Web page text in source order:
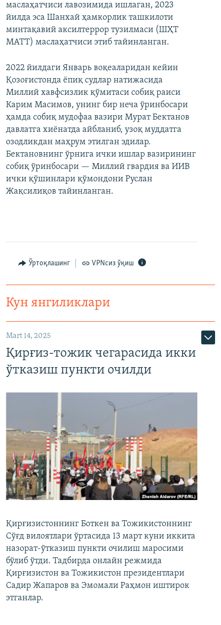
маслаҳатчиси лавозимида ишлаган, 2023
йилда эса Шанхай ҳамкорлик ташкилоти
минтақавий аксилтеррор тузилмаси (ШҲТ
МАТТ) маслаҳатчиси этиб тайинланган.
2022 йилдаги Январь воқеаларидан кейин
Қозоғистонда ёпиқ судлар натижасида
Миллий хавфсизлик қўмитаси собиқ раиси
Карим Масимов, унинг бир неча ўринбосари
ҳамда собиқ мудофаа вазири Мурат Бектанов
давлатга хиёнатда айбланиб, узоқ муддатга
озодликдан маҳрум этилган эдилар.
Бектановнинг ўрнига ички ишлар вазирининг
собиқ ўринбосари — Миллий гвардия ва ИИВ
ички қўшинлари қўмондони Руслан
Жақсилиқов тайинланган.
Ўртоқлашинг VPNсиз ўқиш
Кун янгиликлари
Mart 14, 2025
Қирғиз-тожик чегарасида икки
ўтказиш пункти очилди
Қирғизистоннинг Боткен ва Тожикистоннинг
Сўғд вилоятлари ўртасида 13 март куни иккита
назорат-ўтказиш пункти очилиш маросими
бўлиб ўтди. Тадбирда онлайн режмида
Қирғизистон ва Тожикистон президентлари
Садир Жапаров ва Эмомали Раҳмон иштирок
этганлар.